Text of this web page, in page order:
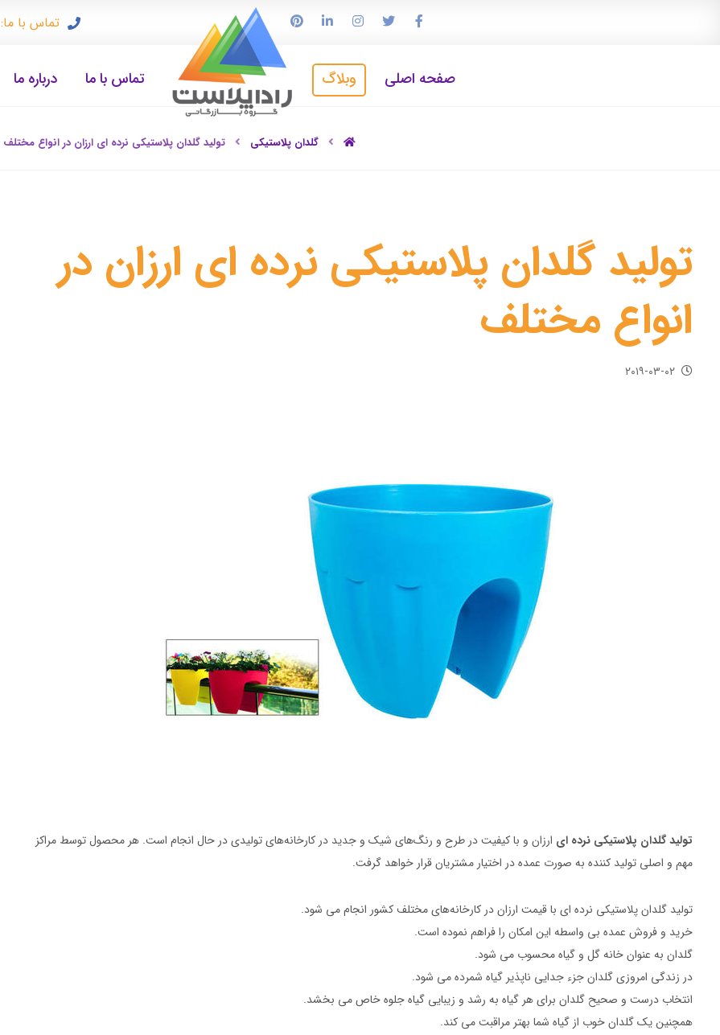
تماس با ما: ۰۹۱۲۳۳۷۲۴۹۷
تماس با ما درباره ما صفحه اصلی وبلاگ
گلدان پلاستیکی تولید گلدان پلاستیکی نرده ای ارزان در انواع مختلف
تولید گلدان پلاستیکی نرده ای ارزان در
انواع مختلف
۲۰۱۹-۰۳-۰۲
تولید گلدان پلاستیکی نرده ای ارزان و با کیفیت در طرح و رنگ‌های شیک و جدید در کارخانه‌های تولیدی در حال انجام است. هر محصول توسط مراکز
مهم و اصلی تولید کننده به صورت عمده در اختیار مشتریان قرار خواهد گرفت.
تولید گلدان پلاستیکی نرده ای با قیمت ارزان در کارخانه‌های مختلف کشور انجام می شود.
خرید و فروش عمده بی واسطه این امکان را فراهم نموده است.
گلدان به عنوان خانه گل و گیاه محسوب می شود.
در زندگی امروزی گلدان جزء جدایی ناپذیر گیاه شمرده می شود.
انتخاب درست و صحیح گلدان برای هر گیاه به رشد و زیبایی گیاه جلوه خاص می بخشد.
همچنین یک گلدان خوب از گیاه شما بهتر مراقبت می کند.